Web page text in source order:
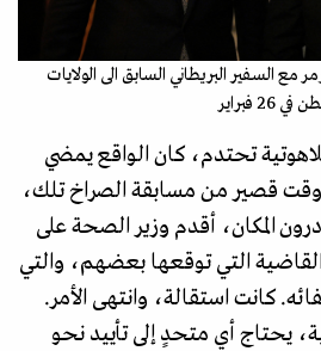
مع السفير البريطاني السابق الى الولايات
فبراير
تحتدم، كان الواقع يمضي
قصير من مسابقة الصراخ تلك،
المكان، أقدم وزير الصحة على
التي توقعها بعضهم، والتي
كانت استقالة، وانتهى الأمر.
يحتاج أي متحدٍ إلى تأييد نحو